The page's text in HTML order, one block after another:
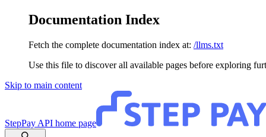
Documentation Index
Fetch the complete documentation index at: /llms.txt
Use this file to discover all available pages before exploring
Skip to main content
StepPay API home page